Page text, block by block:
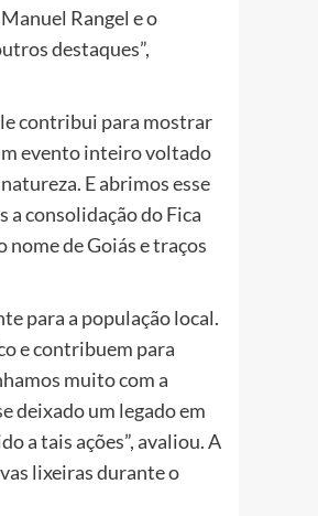
Rangel e o
destaques”,
contribui para mostrar
evento inteiro voltado
E abrimos esse
a consolidação do Fica
nome de Goiás e traços
para a população local.
e contribuem para
muito com a
deixado um legado em
a tais ações”, avaliou. A
lixeiras durante o